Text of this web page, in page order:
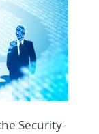
Security-